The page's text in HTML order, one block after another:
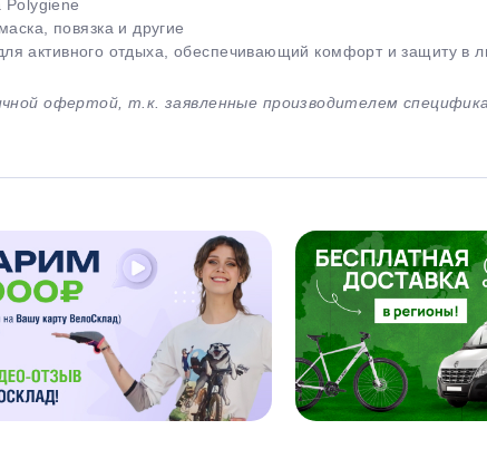
Polygiene
повязка и другие
активного отдыха, обеспечивающий комфорт и защиту в
офертой, т.к. заявленные производителем